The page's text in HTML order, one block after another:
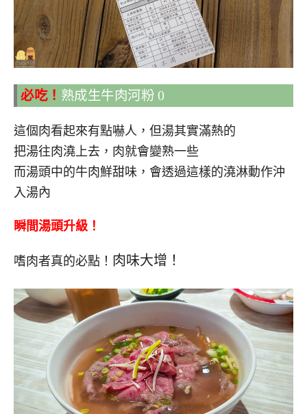
必吃！ 熟成生牛肉河粉 0
這個肉看起來有點嚇人，但湯其實滿熱的
把湯往肉澆上去，肉就會變熟一些
而湯頭中的牛肉鮮甜味，會透過這樣的澆淋動作沖
入湯內
瞬間湯頭升級！
嗜肉者真的必點！ 肉味大增！